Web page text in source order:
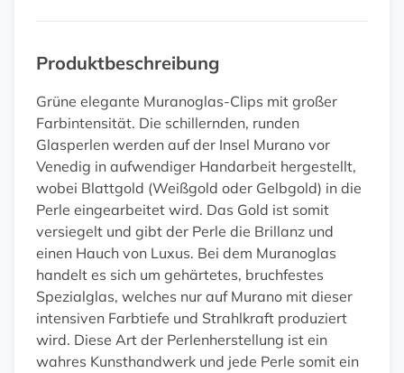
Produktbeschreibung
Grüne elegante Muranoglas-Clips mit großer
Farbintensität. Die schillernden, runden
Glasperlen werden auf der Insel Murano vor
Venedig in aufwendiger Handarbeit hergestellt,
wobei Blattgold (Weißgold oder Gelbgold) in die
Perle eingearbeitet wird. Das Gold ist somit
versiegelt und gibt der Perle die Brillanz und
einen Hauch von Luxus. Bei dem Muranoglas
handelt es sich um gehärtetes, bruchfestes
Spezialglas, welches nur auf Murano mit dieser
intensiven Farbtiefe und Strahlkraft produziert
wird. Diese Art der Perlenherstellung ist ein
wahres Kunsthandwerk und jede Perle somit ein